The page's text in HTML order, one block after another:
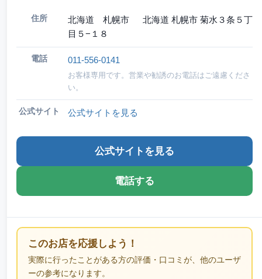
住所
北海道 札幌市 北海道 札幌市 菊水３条５丁
目５−１８
電話 011-556-0141
お客様専用です。営業や勧誘のお電話はご遠慮くださ
い。
公式サイト 公式サイトを見る
公式サイトを見る
電話する
このお店を応援しよう！
実際に行ったことがある方の評価・口コミが、他のユーザ
ーの参考になります。